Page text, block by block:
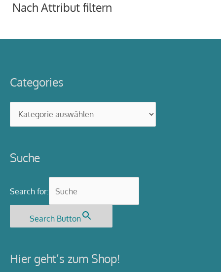
Nach Attribut filtern
Categories
Suche
Search for:
Search Button
Hier geht’s zum Shop!